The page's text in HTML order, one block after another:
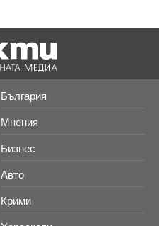
България
Мнения
Бизнес
Авто
Крими